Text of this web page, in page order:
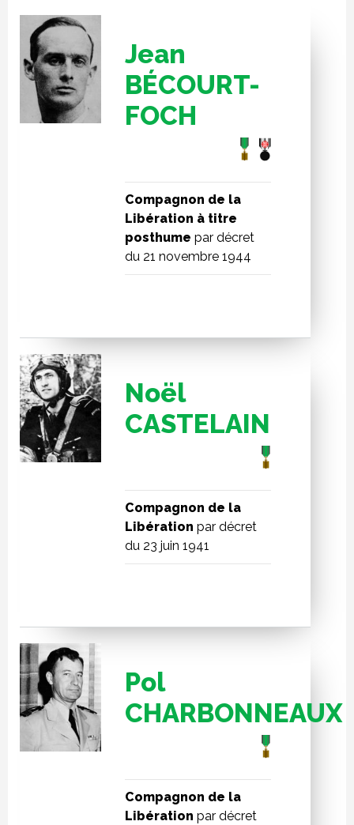
Jean
BÉCOURT-
FOCH
Compagnon de la
Libération à titre
posthume par décret
du 21 novembre 1944
Noël
CASTELAIN
Compagnon de la
Libération par décret
du 23 juin 1941
Pol
CHARBONNEAUX
Compagnon de la
Libération par décret